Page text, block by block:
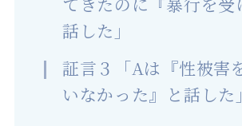
話した」
証言３「Aは『性被害
いなかった』と話した」